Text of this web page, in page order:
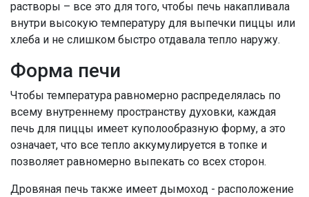
растворы – все это для того, чтобы печь накапливала
внутри высокую температуру для выпечки пиццы или
хлеба и не слишком быстро отдавала тепло наружу.
Форма печи
Чтобы температура равномерно распределялась по
всему внутреннему пространству духовки, каждая
печь для пиццы имеет куполообразную форму, а это
означает, что все тепло аккумулируется в топке и
позволяет равномерно выпекать со всех сторон.
Дровяная печь также имеет дымоход - расположение